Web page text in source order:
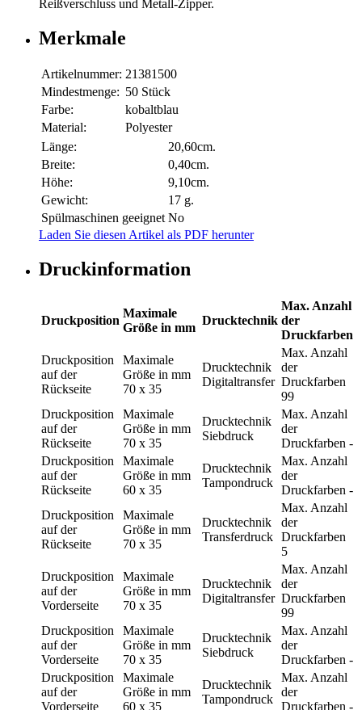
Reißverschluss und Metall-Zipper.
Merkmale
Artikelnummer: 21381500
Mindestmenge: 50 Stück
Farbe:
kobaltblau
Material:
Polyester
Länge:
20,60cm.
Breite:
0,40cm.
Höhe:
9,10cm.
Gewicht:
17 g.
Spülmaschinen geeignet No
Laden Sie diesen Artikel als PDF herunter
Druckinformation
Druckposition
Maximale
Größe in mm
Drucktechnik
Max. Anzahl
der
Druckfarben
Druckposition
auf der
Rückseite
Maximale
Größe in mm
70 x 35
Drucktechnik
Digitaltransfer
Max. Anzahl
der
Druckfarben
99
Druckposition
auf der
Rückseite
Maximale
Größe in mm
70 x 35
Drucktechnik
Siebdruck
Max. Anzahl
der
Druckfarben -
Druckposition
auf der
Rückseite
Maximale
Größe in mm
60 x 35
Drucktechnik
Tampondruck
Max. Anzahl
der
Druckfarben -
Druckposition
auf der
Rückseite
Maximale
Größe in mm
70 x 35
Drucktechnik
Transferdruck
Max. Anzahl
der
Druckfarben
5
Druckposition
auf der
Vorderseite
Maximale
Größe in mm
70 x 35
Drucktechnik
Digitaltransfer
Max. Anzahl
der
Druckfarben
99
Druckposition
auf der
Vorderseite
Maximale
Größe in mm
70 x 35
Drucktechnik
Siebdruck
Max. Anzahl
der
Druckfarben -
Druckposition
auf der
Vorderseite
Maximale
Größe in mm
60 x 35
Drucktechnik
Tampondruck
Max. Anzahl
der
Druckfarben -